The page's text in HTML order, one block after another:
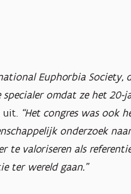
Euphorbia Society,
omdat ze het 20-
uit. “Het congres was ook
onderzoek
te valoriseren als
ter wereld gaan.”